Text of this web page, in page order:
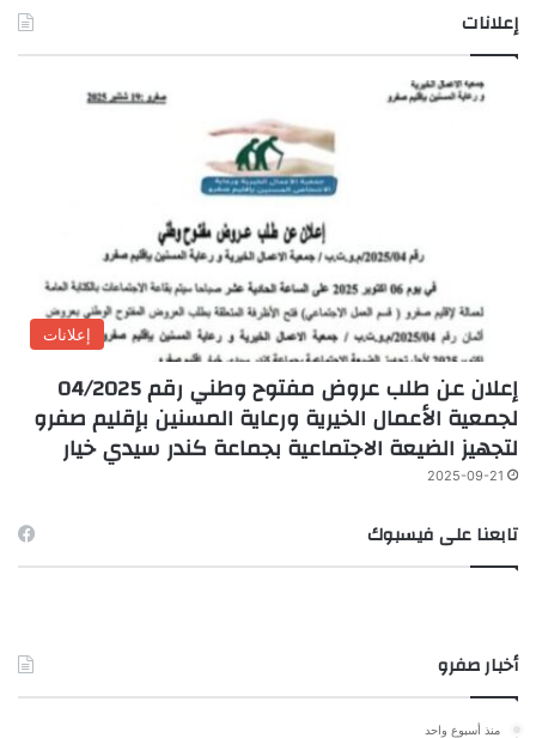
إعلانات
إعلانات
إعلان عن طلب عروض مفتوح وطني رقم 04/2025
لجمعية الأعمال الخيرية ورعاية المسنين بإقليم صفرو
لتجهيز الضيعة الاجتماعية بجماعة كندر سيدي خيار
2025-09-21
تابعنا على فيسبوك
أخبار صفرو
منذ أسبوع واحد